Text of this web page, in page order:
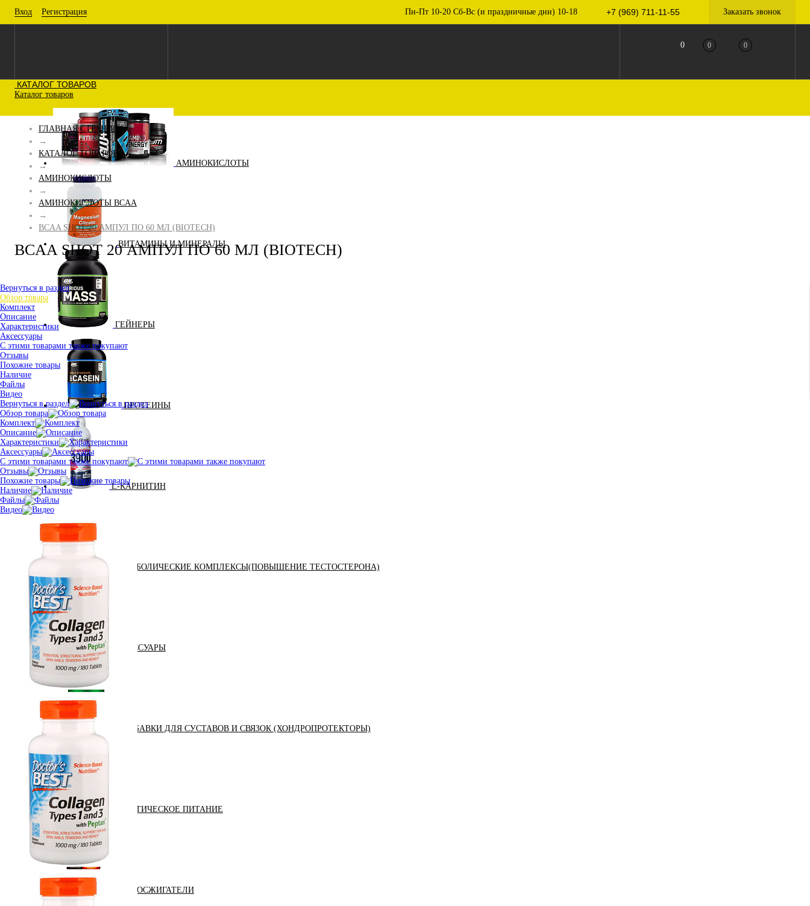
Вход Регистрация Пн-Пт 10-20 Сб-Вс (и праздничные дни) 10-18 +7 (969) 711-11-55 Заказать звонок
0 0 0
КАТАЛОГ ТОВАРОВ
Каталог товаров
АМИНОКИСЛОТЫ
ВИТАМИНЫ И МИНЕРАЛЫ
ГЕЙНЕРЫ
ПРОТЕИНЫ
L-КАРНИТИН
АНАБОЛИЧЕСКИЕ КОМПЛЕКСЫ(ПОВЫШЕНИЕ ТЕСТОСТЕРОНА)
АКСЕССУАРЫ
ДОБАВКИ ДЛЯ СУСТАВОВ И СВЯЗОК (ХОНДРОПРОТЕКТОРЫ)
ДИЕТИЧЕСКОЕ ПИТАНИЕ
ЖИРОСЖИГАТЕЛИ
ГЛАВНАЯ СТРАНИЦА
→
КАТАЛОГ ТОВАРОВ
→
АМИНОКИСЛОТЫ
→
АМИНОКИСЛОТЫ BCAA
→
BCAA SHOT 20 АМПУЛ ПО 60 МЛ (BIOTECH)
BCAA SHOT 20 АМПУЛ ПО 60 МЛ (BIOTECH)
Вернуться в раздел
Обзор товара
Комплект
Описание
Характеристики
Аксессуары
С этими товарами также покупают
Отзывы
Похожие товары
Наличие
Файлы
Видео
Вернуться в раздел
Обзор товара
Комплект
Описание
Характеристики
Аксессуары
С этими товарами также покупают
Отзывы
Похожие товары
Наличие
Файлы
Видео